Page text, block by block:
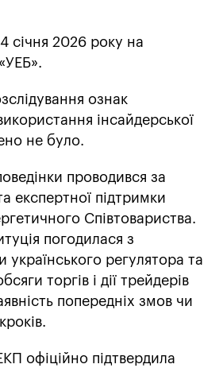
січня 2026 року на
ознак
інсайдерської
не було.
проводився за
експертної підтримки
Співтовариства.
погодилася з
українського регулятора та
торгів і дії трейдерів
попередніх змов чи
офіційно підтвердила